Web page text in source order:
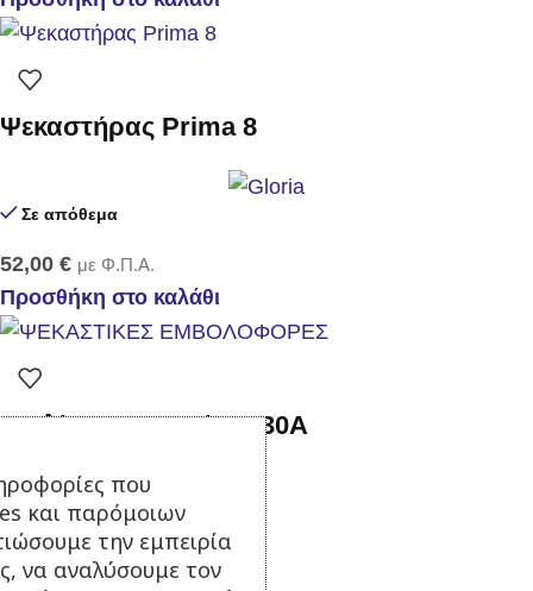
Ψεκαστήρας Prima 8
Σε απόθεμα
52,00 € με Φ.Π.Α.
Προσθήκη στο καλάθι
Αντλία ψεκασμού FT-30Α
Σε απόθεμα
85,00 € με Φ.Π.Α.
Προσθήκη στο καλάθι
που
και παρόμοιων
την εμπειρία
να αναλύσουμε τον